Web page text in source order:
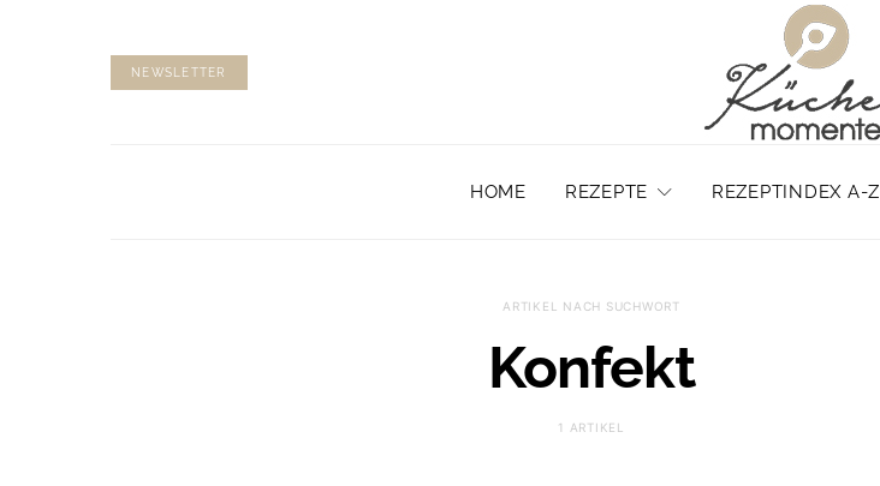
NEWSLETTER
HOME REZEPTE REZEPTINDEX A-Z
ARTIKEL NACH SUCHWORT
Konfekt
1 ARTIKEL